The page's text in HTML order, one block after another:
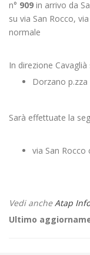
n° 909 in arrivo da
su via San Rocco,
normale
In direzione
Dorzano
Sarà effettuate la
via San Rocco
Vedi ancheAtap
Ultimo